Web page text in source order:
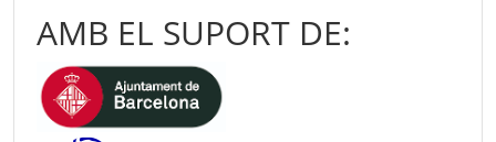
AMB EL SUPORT DE: